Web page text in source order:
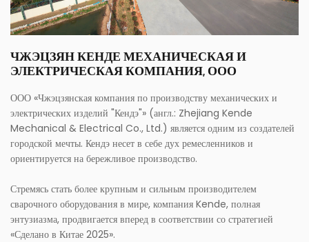
ЧЖЭЦЗЯН КЕНДЕ МЕХАНИЧЕСКАЯ И
ЭЛЕКТРИЧЕСКАЯ КОМПАНИЯ, ООО
ООО «Чжэцзянская компания по производству механических и
электрических изделий "Кендэ"» (англ.: Zhejiang Kende
Mechanical & Electrical Co., Ltd.) является одним из создателей
городской мечты. Кендэ несет в себе дух ремесленников и
ориентируется на бережливое производство.
Стремясь стать более крупным и сильным производителем
сварочного оборудования в мире, компания Kende, полная
энтузиазма, продвигается вперед в соответствии со стратегией
«Сделано в Китае 2025».